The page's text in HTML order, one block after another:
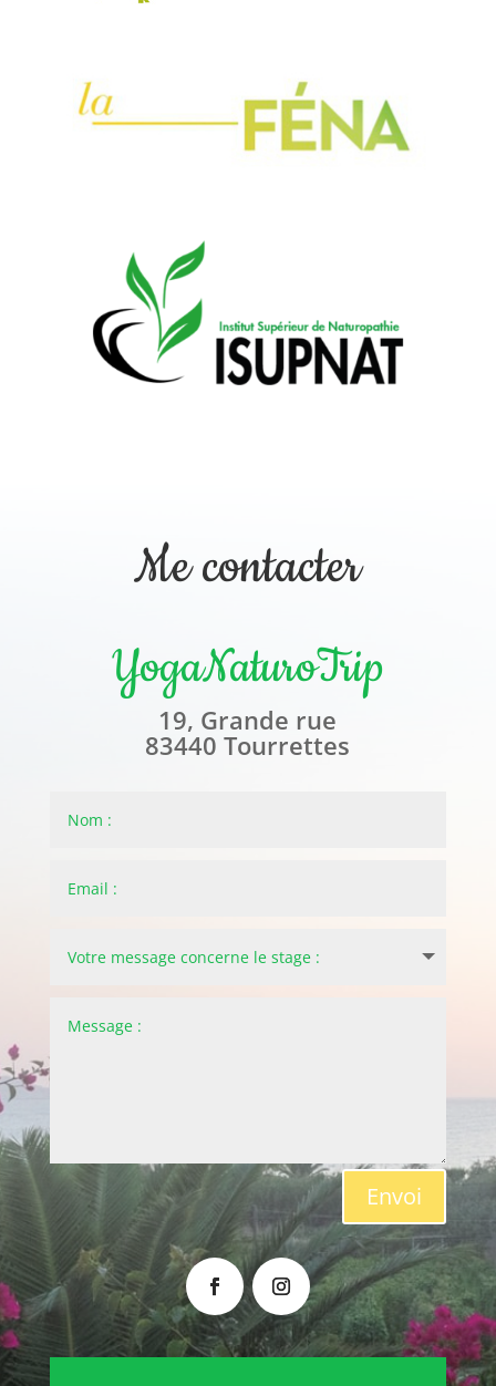
Me contacter
YogaNaturoTrip
19, Grande rue
83440 Tourrettes
Envoi